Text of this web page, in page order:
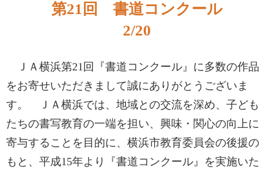
第21回 書道コンクール
2/20
ＪＡ横浜第21回『書道コンクール』に多数の作品
をお寄せいただきまして誠にありがとうございま
す。 ＪＡ横浜では、地域との交流を深め、子ども
たちの書写教育の一端を担い、興味・関心の向上に
寄与することを目的に、横浜市教育委員会の後援の
もと、平成15年より『書道コンクール』を実施いた